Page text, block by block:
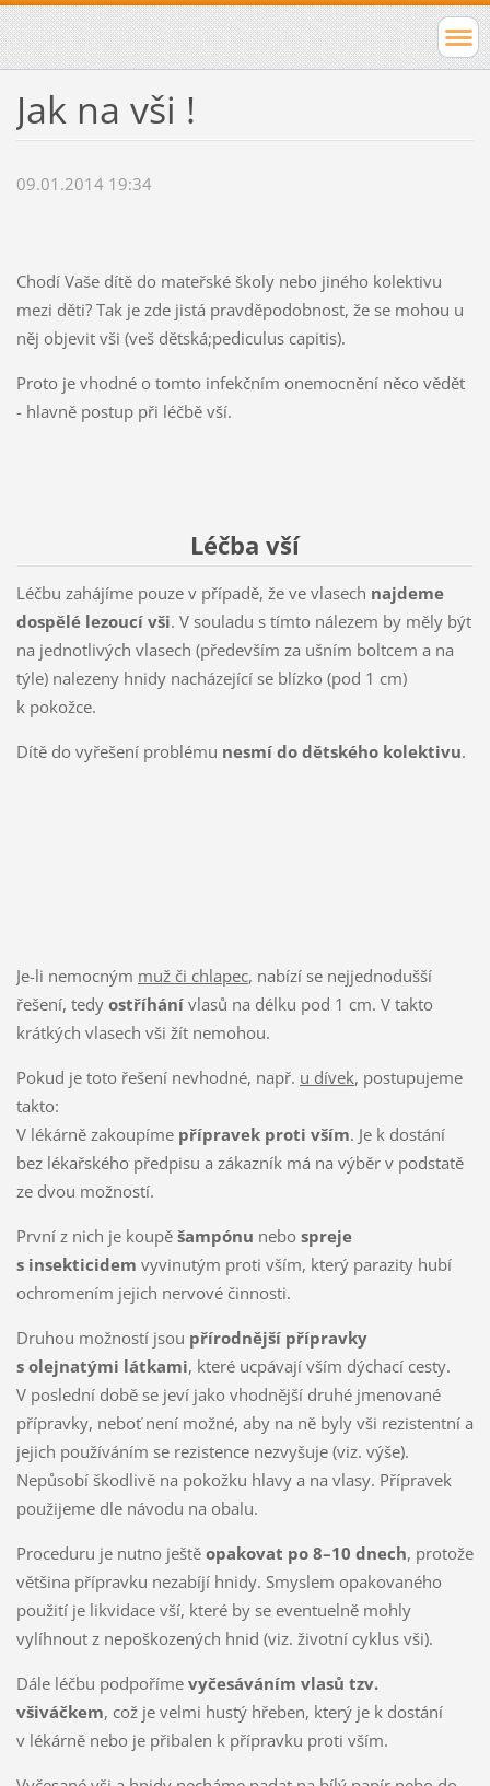
Jak na vši !
09.01.2014 19:34
Chodí Vaše dítě do mateřské školy nebo jiného kolektivu
mezi děti? Tak je zde jistá pravděpodobnost, že se mohou u
něj objevit vši (veš dětská;pediculus capitis).
Proto je vhodné o tomto infekčním onemocnění něco vědět
- hlavně postup při léčbě vší.
Léčba vší
Léčbu zahájíme pouze v případě, že ve vlasech najdeme
dospělé lezoucí vši. V souladu s tímto nálezem by měly být
na jednotlivých vlasech (především za ušním boltcem a na
týle) nalezeny hnidy nacházející se blízko (pod 1 cm)
k pokožce.
Dítě do vyřešení problému nesmí do dětského kolektivu.
Je-li nemocným muž či chlapec, nabízí se nejjednodušší
řešení, tedy ostříhánívlasů na délku pod 1 cm. V takto
krátkých vlasech vši žít nemohou.
Pokud je toto řešení nevhodné, např. u dívek, postupujeme
takto:
V lékárně zakoupíme přípravek proti vším. Je k dostání
bez lékařského předpisu a zákazník má na výběr v podstatě
ze dvou možností.
První z nich je koupě šampónu nebo spreje
s insekticidem vyvinutým proti vším, který parazity hubí
ochromením jejich nervové činnosti.
Druhou možností jsou přírodnější přípravky
s olejnatými látkami, které ucpávají vším dýchací cesty.
V poslední době se jeví jako vhodnější druhé jmenované
přípravky, neboť není možné, aby na ně byly vši rezistentní a
jejich používáním se rezistence nezvyšuje (viz. výše).
Nepůsobí škodlivě na pokožku hlavy a na vlasy. Přípravek
použijeme dle návodu na obalu.
Proceduru je nutno ještě opakovat po 8–10 dnech, protože
většina přípravku nezabíjí hnidy. Smyslem opakovaného
použití je likvidace vší, které by se eventuelně mohly
vylíhnout z nepoškozených hnid (viz. životní cyklus vši).
Dále léčbu podpoříme vyčesáváním vlasů tzv.
všiváčkem, což je velmi hustý hřeben, který je k dostání
v lékárně nebo je přibalen k přípravku proti vším.